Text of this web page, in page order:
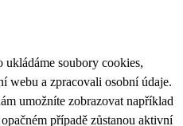
ukládáme soubory cookies,
webu a zpracovali osobní údaje.
umožníte zobrazovat například
případě zůstanou aktivní